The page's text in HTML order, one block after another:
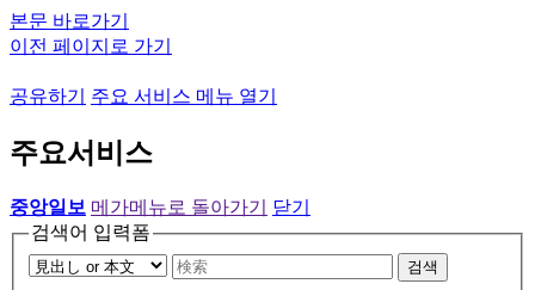
본문 바로가기
이전 페이지로 가기
공유하기 주요 서비스 메뉴 열기
주요서비스
중앙일보 메가메뉴로 돌아가기
닫기
검색어 입력폼
검색